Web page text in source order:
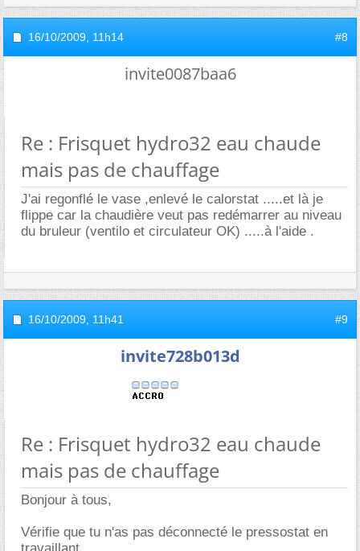
16/10/2009, 11h14 #8
invite0087baa6
Re : Frisquet hydro32 eau chaude
mais pas de chauffage
J'ai regonflé le vase ,enlevé le calorstat .....et là je
flippe car la chaudière veut pas redémarrer au niveau
du bruleur (ventilo et circulateur OK) .....à l'aide .
16/10/2009, 11h41 #9
invite728b013d
Re : Frisquet hydro32 eau chaude
mais pas de chauffage
Bonjour à tous,
Vérifie que tu n'as pas déconnecté le pressostat en